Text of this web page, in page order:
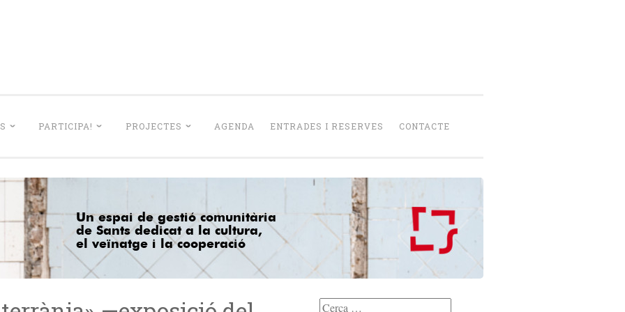
PARTICIPA! PROJECTES AGENDA ENTRADES I RESERVES CONTACTE
Cerca: